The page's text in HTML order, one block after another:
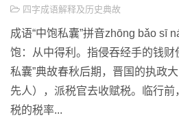
四字成语解释及历史典故
成语“中饱私囊”拼音zhōng bǎo sī
饱：从中得利。指侵吞经手的钱财
私囊”典故春秋后期，晋国的执政
先人），派税官去收赋税。临行
税的税率...